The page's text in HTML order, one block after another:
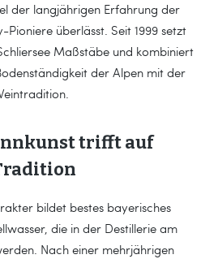
der langjährigen Erfahrung der
überlässt. Seit 1999 setzt
Maßstäbe und kombiniert
der Alpen mit der
trifft auf
bildet bestes bayerisches
die in der Destillerie am
Nach einer mehrjährigen